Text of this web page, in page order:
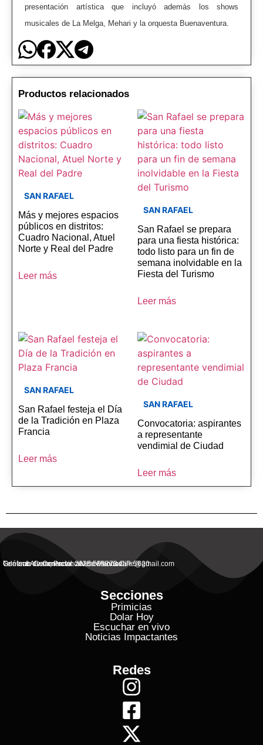
presentación artística que incluyó además los shows
musicales de La Melga, Mehari y la orquesta Buenaventura.
Productos relacionados
SAN RAFAEL
Más y mejores espacios
públicos en distritos:
Cuadro Nacional, Atuel
Norte y Real del Padre
Leer más
SAN RAFAEL
San Rafael se prepara
para una fiesta histórica:
todo listo para un fin de
semana inolvidable en la
Fiesta del Turismo
Leer más
SAN RAFAEL
San Rafael festeja el Día
de la Tradición en Plaza
Francia
Leer más
SAN RAFAEL
Convocatoria: aspirantes
a representante
vendimial de Ciudad
Leer más
General Alvear, Provincial de Mendoza
Contacto Commercial: alvearvisionanline@gmail.com
Teléfono de Contacto: 2625 506273 C.P. 5620
Secciones
Primicias
Dolar Hoy
Escuchar en vivo
Noticias Impactantes
Redes